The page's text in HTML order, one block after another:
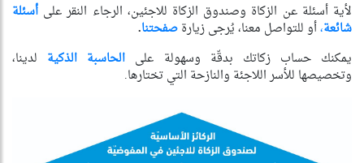
لأية أسئلة عن الزكاة وصندوق الزكاة للاجئين، الرجاء النقر على أسئلة
شائعة،أو للتواصل معنا، يُرجى زيارةصفحتنا.
يمكنك حساب زكاتك بدقّة وسهولة على الحاسبة الذكية لدينا،
وتخصيصها للأسر اللاجئة والنازحة التي تختارها.